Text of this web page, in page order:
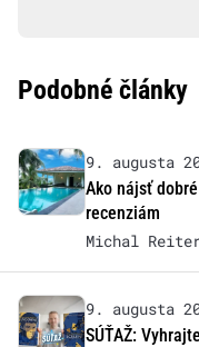
Podobné články
9. augusta
Ako nájsť
recenziám
Michal
9. augusta
SÚŤAŽ: